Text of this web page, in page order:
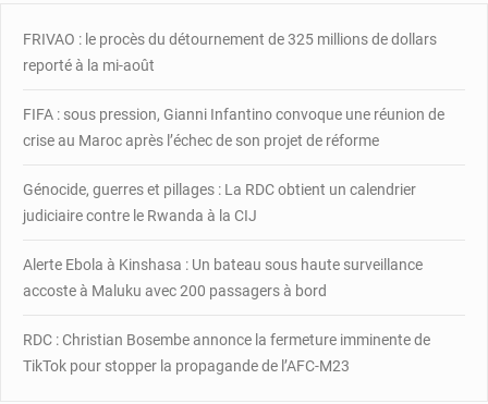
interdit
port
pagne
FRIVAO : le procès du détournement de 325 millions de dollars
reporté à la mi-août
FIFA : sous pression, Gianni Infantino convoque une réunion de
crise au Maroc après l’échec de son projet de réforme
Génocide, guerres et pillages : La RDC obtient un calendrier
judiciaire contre le Rwanda à la CIJ
Alerte Ebola à Kinshasa : Un bateau sous haute surveillance
accoste à Maluku avec 200 passagers à bord
RDC : Christian Bosembe annonce la fermeture imminente de
TikTok pour stopper la propagande de l’AFC-M23